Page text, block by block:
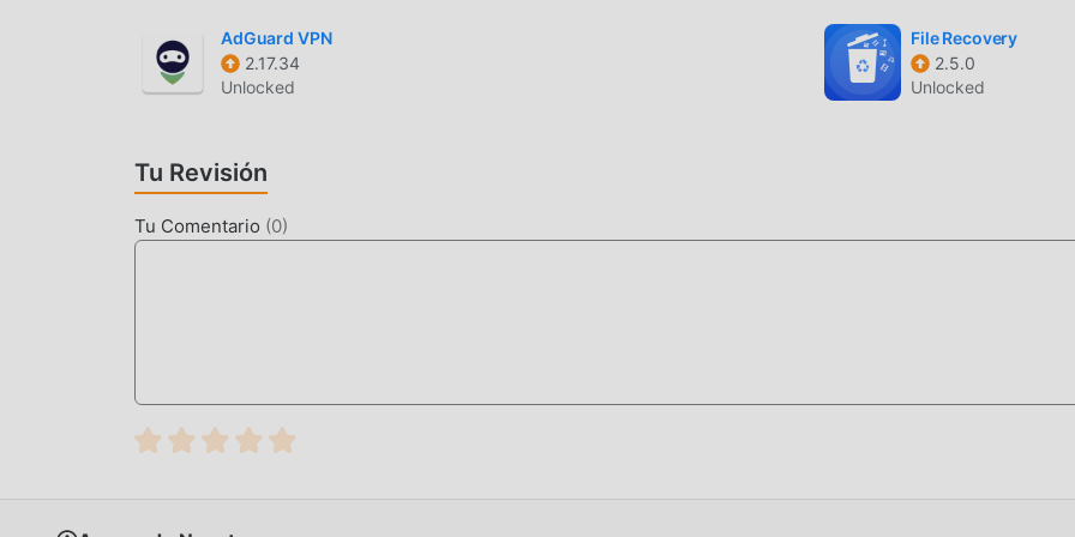
AdGuard VPN
2.17.34
Unlocked
File Recovery
2.5.0
Unlocked
Tu Revisión
Tu Comentario (0)